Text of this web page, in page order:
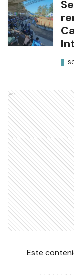
Ads
Este